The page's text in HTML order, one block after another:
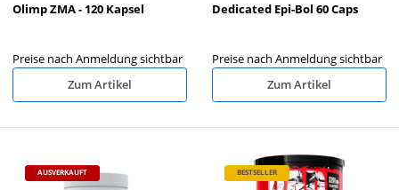
Olimp ZMA - 120 Kapsel
Preise nach Anmeldung sichtbar
Zum Artikel
Dedicated Epi-Bol 60 Caps
Preise nach Anmeldung sichtbar
Zum Artikel
AUSVERKAUFT BESTSELLER